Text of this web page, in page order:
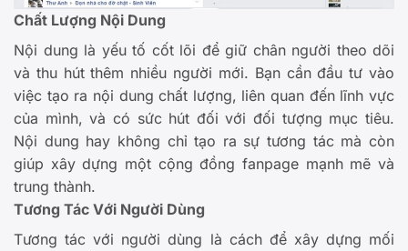
Chất Lượng Nội Dung
Nội dung là yếu tố cốt lõi để giữ chân người theo dõi
và thu hút thêm nhiều người mới. Bạn cần đầu tư vào
việc tạo ra nội dung chất lượng, liên quan đến lĩnh vực
của mình, và có sức hút đối với đối tượng mục tiêu.
Nội dung hay không chỉ tạo ra sự tương tác mà còn
giúp xây dựng một cộng đồng fanpage mạnh mẽ và
trung thành.
Tương Tác Với Người Dùng
Tương tác với người dùng là cách để xây dựng mối